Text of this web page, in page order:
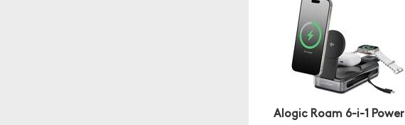
Alogic Roam 6-i-1 Power